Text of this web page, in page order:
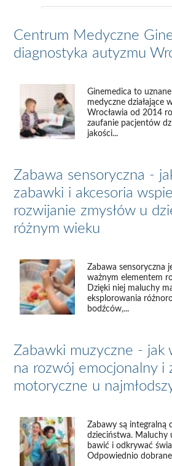
Centrum Medyczne
diagnostyka autyzmu
Ginemedica to
medyczne działające
Wrocławia od 2014
zaufanie pacjentów
jakości...
Zabawa sensoryczna -
zabawki i akcesoria
rozwijanie zmysłów u
różnym wieku
Zabawa sensoryczna
ważnym elementem
Dzięki niej maluchy
eksplorowania
bodźców,...
Zabawki muzyczne - jak
na rozwój emocjonalny i
motoryczne u
Zabawy są integralną
dzieciństwa. Maluchy
bawić i odkrywać
Odpowiednio